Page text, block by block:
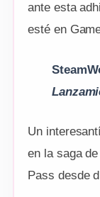
ante esta
esté en
Un
en la saga
Pass desde